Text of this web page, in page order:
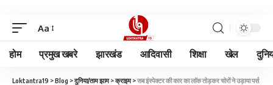
Aa
होम प्रमुख खबरे झारखंड आदिवासी शिक्षा खेल
Loktantra19 >Blog >दुनिया/ताम झाम>क्राइम>सब इंस्पेक्टर की कार का लाॅक तोड़कर चोरों ने उड़ाया पर्स